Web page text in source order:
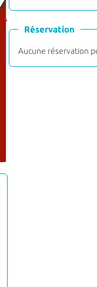
Réservation
Aucune réservation